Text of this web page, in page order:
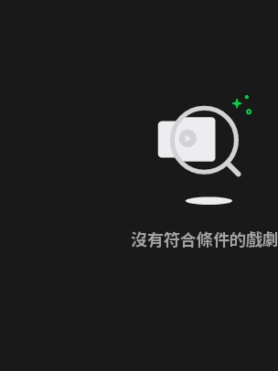
沒有符合條件的戲劇